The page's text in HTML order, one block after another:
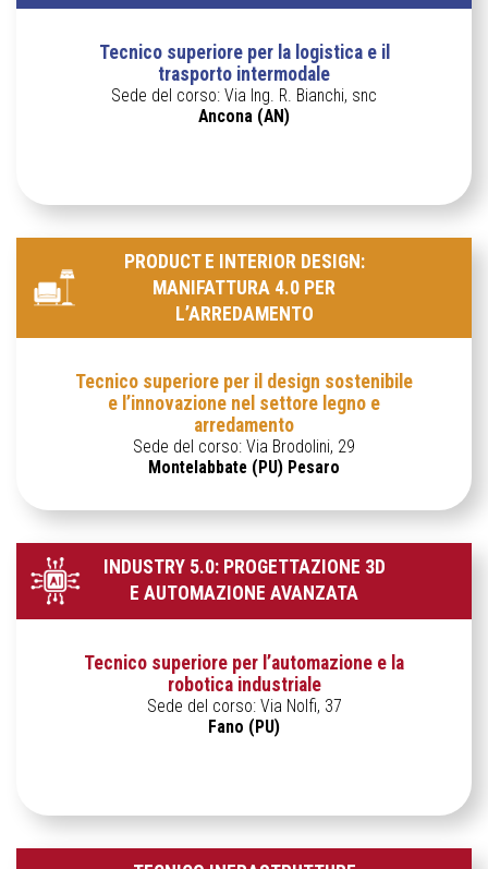
Tecnico superiore per la logistica e il
trasporto intermodale
Sede del corso: Via Ing. R. Bianchi, snc
Ancona (AN)
PRODUCT E INTERIOR DESIGN:
MANIFATTURA 4.0 PER
L’ARREDAMENTO
Tecnico superiore per il design sostenibile
e l’innovazione nel settore legno e
arredamento
Sede del corso: Via Brodolini, 29
Montelabbate (PU) Pesaro
INDUSTRY 5.0: PROGETTAZIONE 3D
E AUTOMAZIONE AVANZATA
Tecnico superiore per l’automazione e la
robotica industriale
Sede del corso: Via Nolfi, 37
Fano (PU)